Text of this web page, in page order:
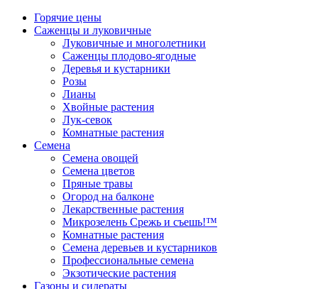
Горячие цены
Саженцы и луковичные
Луковичные и многолетники
Саженцы плодово-ягодные
Деревья и кустарники
Розы
Лианы
Хвойные растения
Лук-севок
Комнатные растения
Семена
Семена овощей
Семена цветов
Пряные травы
Огород на балконе
Лекарственные растения
Микрозелень Срежь и съешь!™
Комнатные растения
Семена деревьев и кустарников
Профессиональные семена
Экзотические растения
Газоны и сидераты